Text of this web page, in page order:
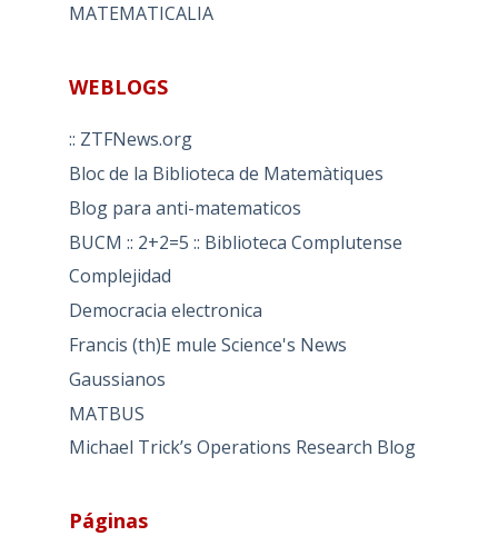
MATEMATICALIA
WEBLOGS
:: ZTFNews.org
Bloc de la Biblioteca de Matemàtiques
Blog para anti-matematicos
BUCM :: 2+2=5 :: Biblioteca Complutense
Complejidad
Democracia electronica
Francis (th)E mule Science's News
Gaussianos
MATBUS
Michael Trick’s Operations Research Blog
Páginas